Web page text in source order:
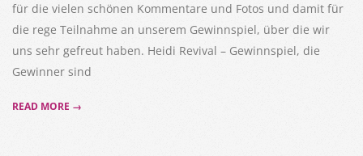
für die vielen schönen Kommentare und Fotos und damit für
die rege Teilnahme an unserem Gewinnspiel, über die wir
uns sehr gefreut haben. Heidi Revival – Gewinnspiel, die
Gewinner sind
READ MORE →